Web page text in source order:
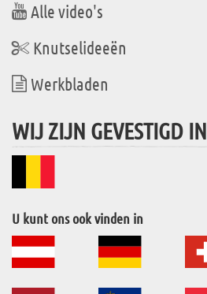
Alle video's
Knutselideeën
Werkbladen
WIJ ZIJN GEVESTIGD IN
U kunt ons ook vinden in